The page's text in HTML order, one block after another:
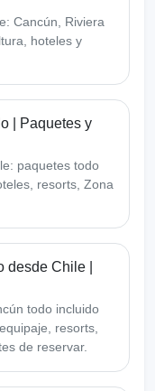
Cancún, Riviera
hoteles y
| Paquetes y
paquetes todo
resorts, Zona
Chile |
todo incluido
resorts,
de reservar.